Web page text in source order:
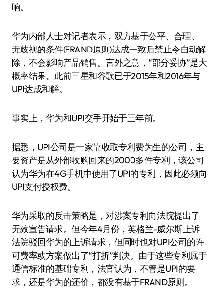
响。
华为内部人士对记者表示，双方基于公平、合理、
无歧视的条件(FRAND原则)达成一致后禁止令自动解
除，不会影响产品销售。言外之意，“部分妥协”是大
概率结果。此前三星和谷歌已于2015年和2016年与
UPI达成和解。
事实上，华为和UPI交手开始于三年前。
据悉，UPI公司是一家靠收取专利费为生的公司，主
要资产是从外部收购回来的2000多件专利，该公司
认为华为在4G手机中使用了UPI的专利，因此必须向
UPI支付授权费。
华为采取的反击策略是，对涉案专利向法院提出了
无效宣告请求。但今年4月份，英格兰-威尔斯上诉
法院驳回华为的上诉请求，但同时也对UPI公司的许
可费率或方案做出了“打折”判决。由于这些专利属于
通信标准的基础专利，法官认为，不管是UPI的要
求，还是华为的还价，都没有基于FRAND原则。